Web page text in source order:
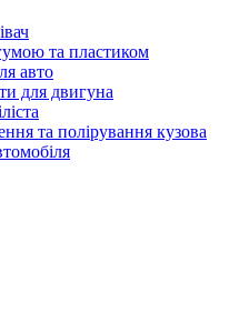
та пластиком
авто
для двигуна
та полірування кузова